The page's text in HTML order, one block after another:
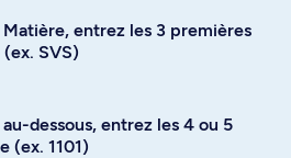
Matière, entrez les 3 premières
SVS)
dessous, entrez les 4 ou 5
(ex. 1101)